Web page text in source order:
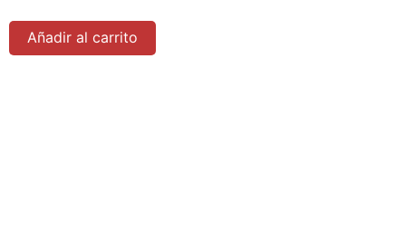
Añadir al carrito